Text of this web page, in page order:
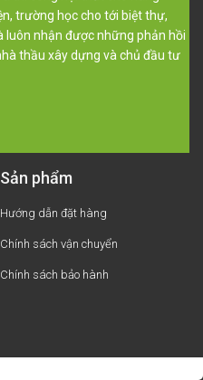
trường học cho tới biệt thự,
luôn nhận được những phản hồi
thầu xây dựng và chủ đầu tư
Sản phẩm
Hướng dẫn đặt hàng
Chính sách vận chuyển
Chính sách bảo hành